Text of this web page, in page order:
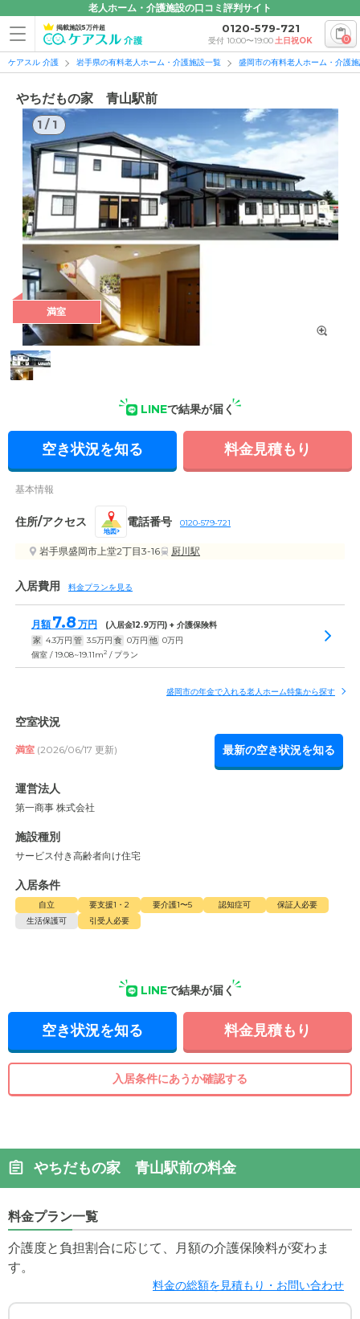
老人ホーム・介護施設の口コミ評判サイト
掲載施設5万件超 0120-579-721
受付 10:00〜19:00土日祝OK 0
ケアスル 介護 岩手県の有料老人ホーム・介護施設一覧 盛岡市の有料老人ホーム・介護
やちだもの家 青山駅前
1 / 1
1/1
満室
LINEで結果が届く
空き状況を知る 料金見積もり
基本情報
住所/アクセス
地図
電話番号 0120-579-721
岩手県盛岡市上堂2丁目3-16 厨川駅
入居費用 料金プランを見る
月額 7.8 万円 (入居金12.9万円) + 介護保険料
家 4.3万円 管 3.5万円 食 0万円 他 0万円
個室 / 19.08~19.11m2 / プラン
盛岡市の年金で入れる老人ホーム特集から探す
空室状況
満室 (2026/06/17 更新) 最新の空き状況を知る
運営法人
第一商事 株式会社
施設種別
サービス付き高齢者向け住宅
入居条件
自立 要支援1・2 要介護1〜5 認知症可
保証人必要
生活保護可
引受人必要
LINEで結果が届く
空き状況を知る 料金見積もり
入居条件にあうか確認する
やちだもの家 青山駅前の料金
料金プラン一覧
介護度と負担割合に応じて、月額の介護保険料が変わま
す。
料金の総額を見積もり・お問い合わせ